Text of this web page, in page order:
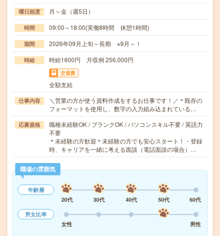
曜日頻度 月～金（週5日）
時間 09:00～18:00(実働8時間 休憩1時間)
期間 2026年09月上旬～長期 ※9月～！
時給 時給1600円 月収例 256,000円
交通費
全額支給
仕事内容
＼営業の方が使う資料作成をするお仕事です！／＊既存の
フォーマットを使用し、数字の入力組み込まれている…
応募資格
職種未経験OK / ブランクOK / パソコンスキル不要 / 英語力
不要
＊未経験の方歓迎＊未経験の方でも安心スタート！・登録
時、キャリアを一緒に考える面談（電話面談の場合）…
職場の雰囲気
年齢層
20代
30代 40代 50代
60代
男女比率
女性
男性